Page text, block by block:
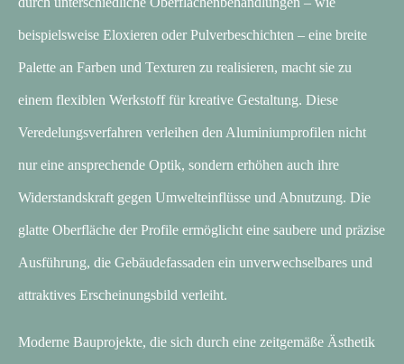
beispielsweise Eloxieren oder Pulverbeschichten – eine breite
Palette an Farben und Texturen zu realisieren, macht sie zu
einem flexiblen Werkstoff für kreative Gestaltung. Diese
Veredelungsverfahren verleihen den Aluminiumprofilen nicht
nur eine ansprechende Optik, sondern erhöhen auch ihre
Widerstandskraft gegen Umwelteinflüsse und Abnutzung. Die
glatte Oberfläche der Profile ermöglicht eine saubere und präzise
Ausführung, die Gebäudefassaden ein unverwechselbares und
attraktives Erscheinungsbild verleiht.
Moderne Bauprojekte, die sich durch eine zeitgemäße Ästhetik